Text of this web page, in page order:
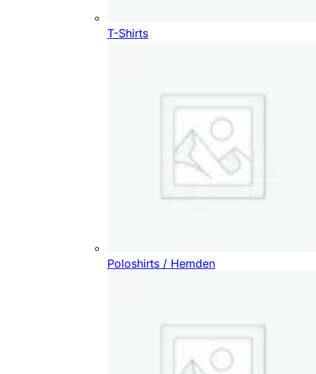
T-Shirts
Poloshirts / Hemden